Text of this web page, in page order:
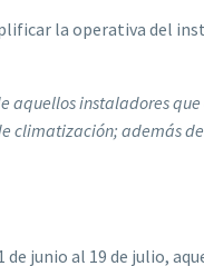
la operativa del
instaladores
climatización; además
junio al 19 de julio,